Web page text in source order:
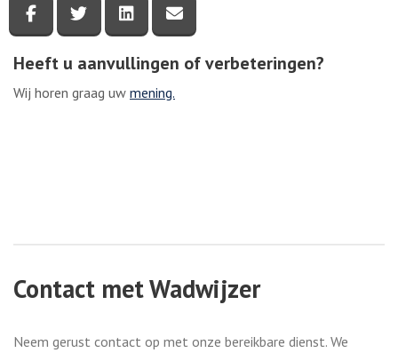
Deel deze pagina via Facebook
Deel deze pagina via Twitter
Deel deze pagina via LinkedIn
Heeft u aanvullingen of verbeteringen?
Wij horen graag uw mening.
Contact met Wadwijzer
Neem gerust contact op met onze bereikbare dienst. We